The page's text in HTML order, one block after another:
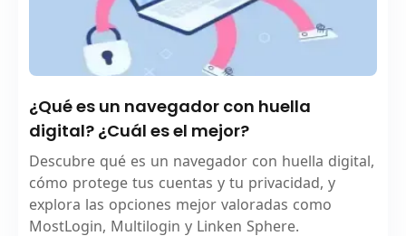
¿Qué es un navegador con huella
digital? ¿Cuál es el mejor?
Descubre qué es un navegador con huella digital,
cómo protege tus cuentas y tu privacidad, y
explora las opciones mejor valoradas como
MostLogin, Multilogin y Linken Sphere.